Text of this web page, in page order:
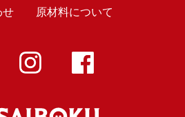
せ 原材料について
twitter インスタ